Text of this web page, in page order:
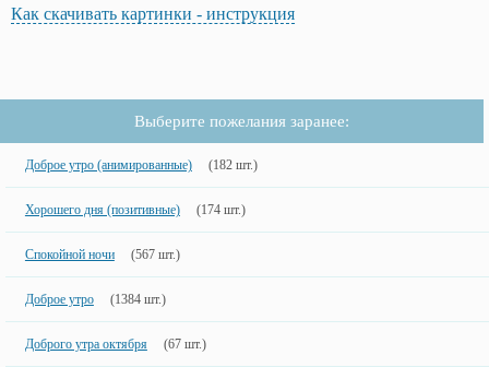
Как скачивать картинки - инструкция
Выберите пожелания заранее:
Доброе утро (анимированные) (182 шт.)
Хорошего дня (позитивные) (174 шт.)
Спокойной ночи (567 шт.)
Доброе утро (1384 шт.)
Доброго утра октября (67 шт.)